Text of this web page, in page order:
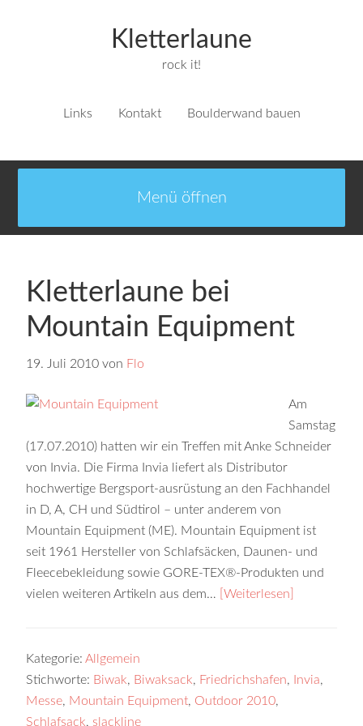
Kletterlaune
rock it!
Links Kontakt Boulderwand bauen
Kletterlaune bei
Mountain Equipment
19. Juli 2010 von Flo
Am
Samstag
(17.07.2010) hatten wir ein Treffen mit Anke Schneider
von Invia. Die Firma Invia liefert als Distributor
hochwertige Bergsport-ausrüstung an den Fachhandel
in D, A, CH und Südtirol – unter anderem von
Mountain Equipment (ME). Mountain Equipment ist
seit 1961 Hersteller von Schlafsäcken, Daunen- und
Fleecebekleidung sowie GORE-TEX®-Produkten und
vielen weiteren Artikeln aus dem…
[Weiterlesen]
Kategorie:Allgemein
Stichworte: Biwak, Biwaksack, Friedrichshafen, Invia,
Messe, Mountain Equipment, Outdoor 2010,
Schlafsack, slackline